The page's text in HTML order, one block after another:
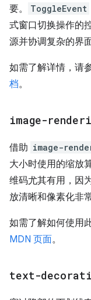
要。
ToggleEvent
式窗口切换操作的
源并协调复杂的界
如需了解详情，请
档。
image-
借助 image-
大小时使用的缩放
维码尤其有用，因
放清晰和像素化非
如需了解如何使用
MDN 页面。
text-